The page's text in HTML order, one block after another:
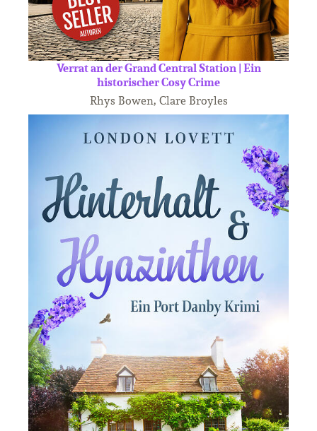
Verrat an der Grand Central Station | Ein
historischer Cosy Crime
Rhys Bowen, Clare Broyles